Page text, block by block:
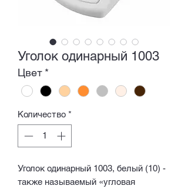
Уголок одинарный 1003
Цвет *
Количество *
Уголок одинарный 1003, белый (10) -
также называемый «угловая